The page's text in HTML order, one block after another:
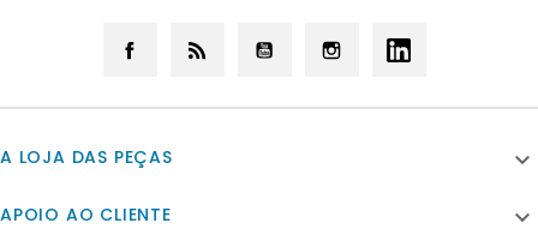
Facebook YouTube Instagram
A LOJA DAS PEÇAS 
APOIO AO CLIENTE 